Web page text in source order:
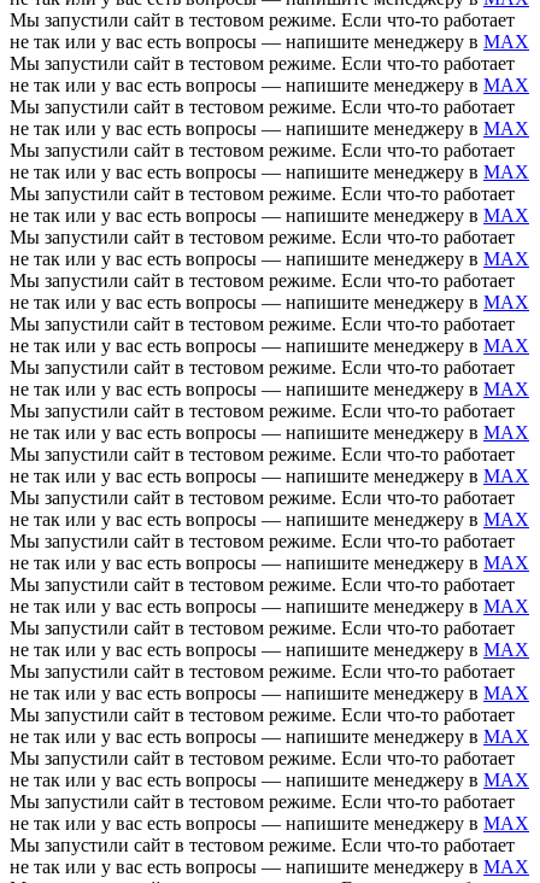
Мы запустили сайт в тестовом режиме. Если что-то работает
не так или у вас есть вопросы — напишите менеджеру в MAX
Мы запустили сайт в тестовом режиме. Если что-то работает
не так или у вас есть вопросы — напишите менеджеру в MAX
Мы запустили сайт в тестовом режиме. Если что-то работает
не так или у вас есть вопросы — напишите менеджеру в MAX
Мы запустили сайт в тестовом режиме. Если что-то работает
не так или у вас есть вопросы — напишите менеджеру в MAX
Мы запустили сайт в тестовом режиме. Если что-то работает
не так или у вас есть вопросы — напишите менеджеру в MAX
Мы запустили сайт в тестовом режиме. Если что-то работает
не так или у вас есть вопросы — напишите менеджеру в MAX
Мы запустили сайт в тестовом режиме. Если что-то работает
не так или у вас есть вопросы — напишите менеджеру в MAX
Мы запустили сайт в тестовом режиме. Если что-то работает
не так или у вас есть вопросы — напишите менеджеру в MAX
Мы запустили сайт в тестовом режиме. Если что-то работает
не так или у вас есть вопросы — напишите менеджеру в MAX
Мы запустили сайт в тестовом режиме. Если что-то работает
не так или у вас есть вопросы — напишите менеджеру в MAX
Мы запустили сайт в тестовом режиме. Если что-то работает
не так или у вас есть вопросы — напишите менеджеру в MAX
Мы запустили сайт в тестовом режиме. Если что-то работает
не так или у вас есть вопросы — напишите менеджеру в MAX
Мы запустили сайт в тестовом режиме. Если что-то работает
не так или у вас есть вопросы — напишите менеджеру в MAX
Мы запустили сайт в тестовом режиме. Если что-то работает
не так или у вас есть вопросы — напишите менеджеру в MAX
Мы запустили сайт в тестовом режиме. Если что-то работает
не так или у вас есть вопросы — напишите менеджеру в MAX
Мы запустили сайт в тестовом режиме. Если что-то работает
не так или у вас есть вопросы — напишите менеджеру в MAX
Мы запустили сайт в тестовом режиме. Если что-то работает
не так или у вас есть вопросы — напишите менеджеру в MAX
Мы запустили сайт в тестовом режиме. Если что-то работает
не так или у вас есть вопросы — напишите менеджеру в MAX
Мы запустили сайт в тестовом режиме. Если что-то работает
не так или у вас есть вопросы — напишите менеджеру в MAX
Мы запустили сайт в тестовом режиме. Если что-то работает
не так или у вас есть вопросы — напишите менеджеру в MAX